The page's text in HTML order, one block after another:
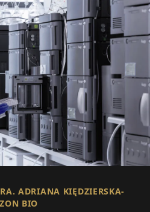
ADRIANA KIĘDZIERSKA-
BIO